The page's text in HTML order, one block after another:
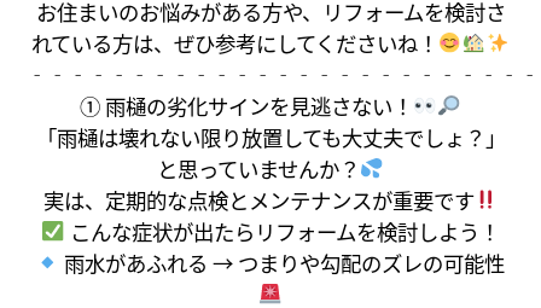
お住まいのお悩みがある方や、リフォームを検討さ
れている方は、ぜひ参考にしてくださいね！
① 雨樋の劣化サインを見逃さない！
「雨樋は壊れない限り放置しても大丈夫でしょ？」
と思っていませんか？
実は、定期的な点検とメンテナンスが重要です
こんな症状が出たらリフォームを検討しよう！
雨水があふれる → つまりや勾配のズレの可能性